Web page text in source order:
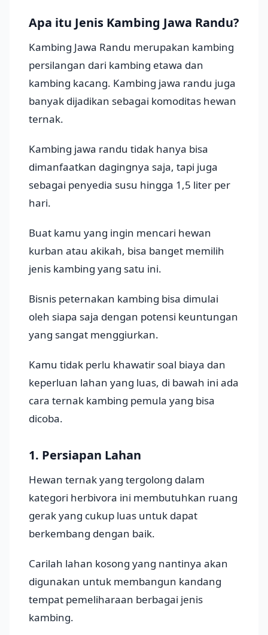
Apa itu Jenis Kambing Jawa Randu?
Kambing Jawa Randu merupakan kambing
persilangan dari kambing etawa dan
kambing kacang. Kambing jawa randu juga
banyak dijadikan sebagai komoditas hewan
ternak.
Kambing jawa randu tidak hanya bisa
dimanfaatkan dagingnya saja, tapi juga
sebagai penyedia susu hingga 1,5 liter per
hari.
Buat kamu yang ingin mencari hewan
kurban atau akikah, bisa banget memilih
jenis kambing yang satu ini.
Bisnis peternakan kambing bisa dimulai
oleh siapa saja dengan potensi keuntungan
yang sangat menggiurkan.
Kamu tidak perlu khawatir soal biaya dan
keperluan lahan yang luas, di bawah ini ada
cara ternak kambing pemula yang bisa
dicoba.
1. Persiapan Lahan
Hewan ternak yang tergolong dalam
kategori herbivora ini membutuhkan ruang
gerak yang cukup luas untuk dapat
berkembang dengan baik.
Carilah lahan kosong yang nantinya akan
digunakan untuk membangun kandang
tempat pemeliharaan berbagai jenis
kambing.